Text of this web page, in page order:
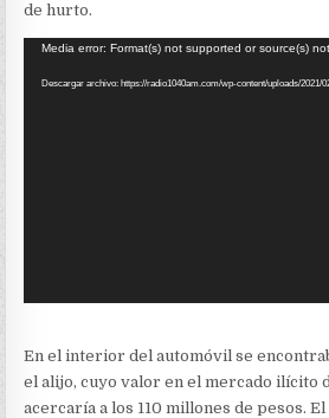
de hurto.
Reproductor
de
Media error: Format(s) not supported or source(s)
Descargar archivo: https://radio1040am.com/wp-content/uploads/
En el interior del automóvil se
el alijo, cuyo valor en el mercado ilícito
acercaría a los 110 millones de pesos.